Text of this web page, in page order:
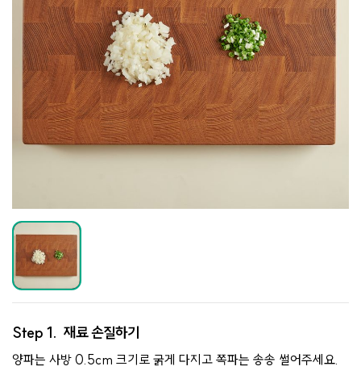
Step 1. 재료 손질하기
양파는 사방 0.5cm 크기로 굵게 다지고 쪽파는 송송 썰어주세요.​